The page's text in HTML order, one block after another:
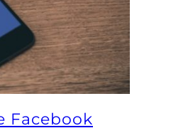
Facebook